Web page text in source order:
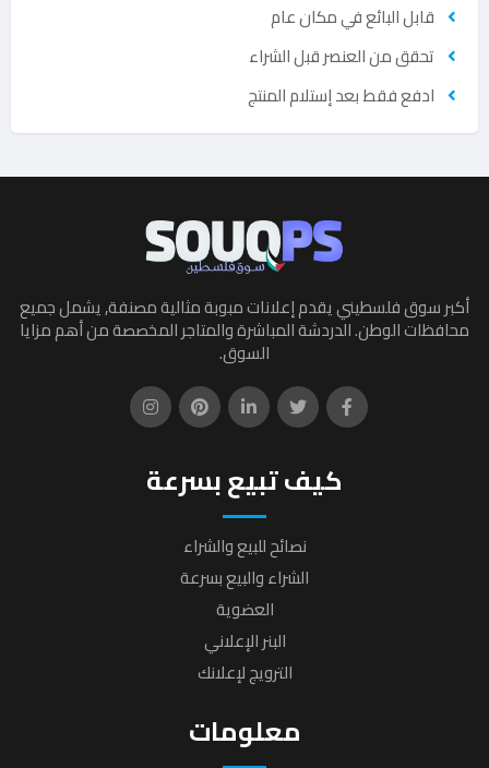
قابل البائع في مكان عام
تحقق من العنصر قبل الشراء
ادفع فقط بعد إستلام المنتج
أكبر سوق فلسطيني يقدم إعلانات مبوبة مثالية مصنفة, يشمل جميع
محافظات الوطن. الدردشة المباشرة والمتاجر المخصصة من أهم مزايا
السوق.
كيف تبيع بسرعة
نصائح للبيع والشراء
الشراء والبيع بسرعة
العضوية
البنر الإعلاني
الترويج لإعلانك
معلومات